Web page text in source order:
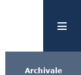
Archivale